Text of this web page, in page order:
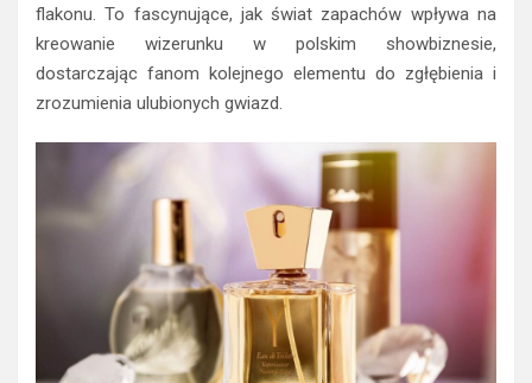
flakonu. To fascynujące, jak świat zapachów wpływa na
kreowanie wizerunku w polskim showbiznesie,
dostarczając fanom kolejnego elementu do zgłębienia i
zrozumienia ulubionych gwiazd.